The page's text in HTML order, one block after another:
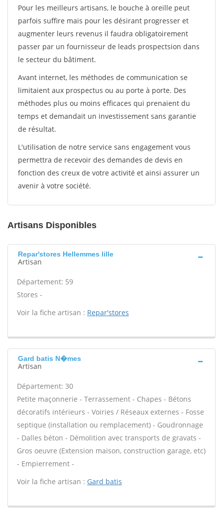
Pour les meilleurs artisans, le bouche à oreille peut
parfois suffire mais pour les désirant progresser et
augmenter leurs revenus il faudra obligatoirement
passer par un fournisseur de leads prospectsion dans
le secteur du bâtiment.
Avant internet, les méthodes de communication se
limitaient aux prospectus ou au porte à porte. Des
méthodes plus ou moins efficaces qui prenaient du
temps et demandait un investissement sans garantie
de résultat.
L'utilisation de notre service sans engagement vous
permettra de recevoir des demandes de devis en
fonction des creux de votre activité et ainsi assurer un
avenir à votre société.
Artisans Disponibles
Repar'stores Hellemmes lille
Artisan
Département: 59
Stores -
Voir la fiche artisan : Repar'stores
Gard batis N�mes
Artisan
Département: 30
Petite maçonnerie - Terrassement - Chapes - Bétons
décoratifs intérieurs - Voiries / Réseaux externes - Fosse
septique (installation ou remplacement) - Goudronnage
- Dalles béton - Démolition avec transports de gravats -
Gros oeuvre (Extension maison, construction garage, etc)
- Empierrement -
Voir la fiche artisan : Gard batis